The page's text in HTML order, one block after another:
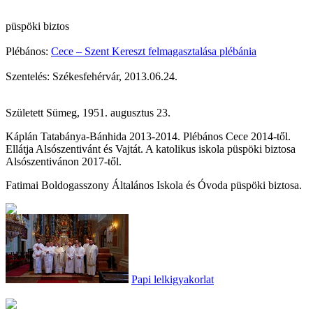
püspöki biztos
Plébános: Cece – Szent Kereszt felmagasztalása plébánia
Szentelés: Székesfehérvár, 2013.06.24.
Született Sümeg, 1951. augusztus 23.
Káplán Tatabánya-Bánhida 2013-2014. Plébános Cece 2014-től.
Ellátja Alsószentivánt és Vajtát. A katolikus iskola püspöki biztosa
Alsószentivánon 2017-től.
Fatimai Boldogasszony Általános Iskola és Óvoda püspöki biztosa.
Papi lelkigyakorlat